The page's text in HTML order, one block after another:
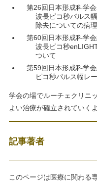
第26回日本形成科学
波長ピコ秒パルス
除去についての病
第60回日本形成科学
波長ピコ秒
ついて
第59回日本形成科学
ピコ秒パルス幅レ
学会の場でルーチェクリニ
よい治療が確立されていく
記事著者
このページは医療に関わる